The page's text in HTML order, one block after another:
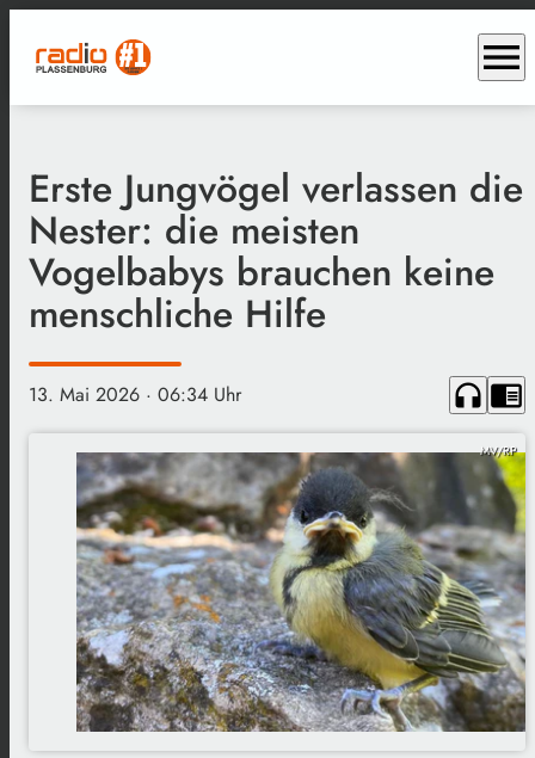
menu
Erste Jungvögel verlassen die
Nester: die meisten
Vogelbabys brauchen keine
menschliche Hilfe
13. Mai 2026 · 06:34 Uhr headphones chrome_reader_mode
MV/RP